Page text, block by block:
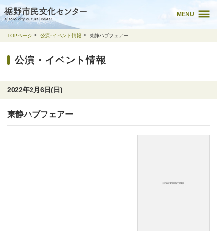
MENU
TOPページ 公演･イベント情報 東静ハブフェアー
公演・イベント情報
2022年2月6日(日)
東静ハブフェアー